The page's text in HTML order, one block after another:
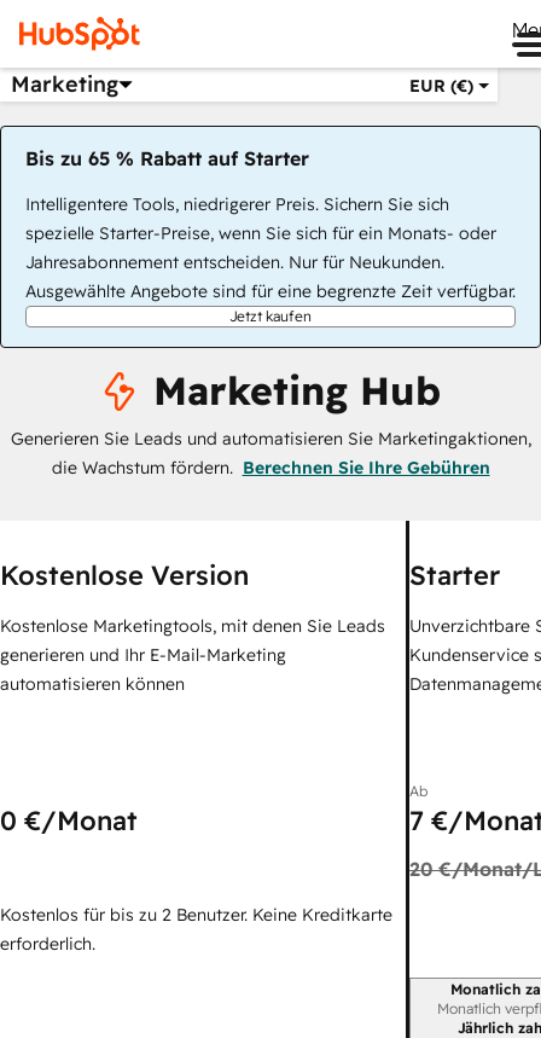
Marketing EUR (€)
Bis zu 65 % Rabatt auf Starter
Intelligentere Tools, niedrigerer Preis. Sichern Sie sich
spezielle Starter-Preise, wenn Sie sich für ein Monats- oder
Jahresabonnement entscheiden. Nur für Neukunden.
Ausgewählte Angebote sind für eine begrenzte Zeit verfügbar.
Jetzt kaufen
Marketing Hub
Generieren Sie Leads und automatisieren Sie Marketingaktionen,
die Wachstum fördern. Berechnen Sie Ihre Gebühren
Kostenlose Version
Kostenlose Marketingtools, mit denen Sie Leads
generieren und Ihr E-Mail-Marketing
automatisieren können
0 €/Monat
Kostenlos für bis zu 2 Benutzer. Keine Kreditkarte
erforderlich.
Starter
Unverzichtbare
Kundenservice
Ab
7 €/
20 €/Monat/
Monatlich
Monatlich
Jährlich